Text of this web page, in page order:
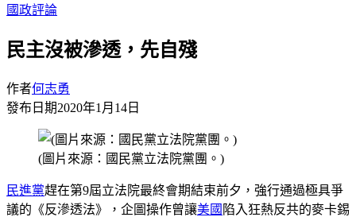
國政評論
民主沒被滲透，先自殘
作者何志勇
發布日期2020年1月14日
(圖片來源：國民黨立法院黨團。)
民進黨趕在第9屆立法院最終會期結束前夕，強行通過極具爭
議的《反滲透法》，企圖操作曾讓美國 陷入狂熱反共的麥卡錫